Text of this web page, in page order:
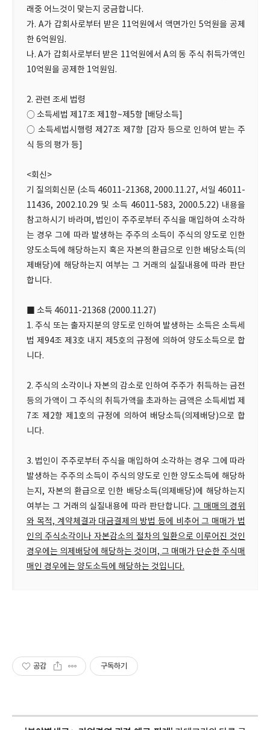
래중 어느것이 맞는지 궁금합니다.
가. A가 갑회사로부터 받은 11억원에서 액면가인 5억원을 공제
한 6억원임.
나. A가 갑회사로부터 받은 11억원에서 A의 동 주식 취득가액인
10억원을 공제한 1억원임.
2. 관련 조세 법령
○ 소득세법 제17조 제1항~제5항 [배당소득]
○ 소득세법시행령 제27조 제7항 [감자 등으로 인하여 받는 주
식 등의 평가 등]
<회신>
기 질의회신문 (소득 46011-21368, 2000.11.27, 서일 46011-
11436, 2002.10.29 및 소득 46011-583, 2000.5.22) 내용을
참고하시기 바라며, 법인이 주주로부터 주식을 매입하여 소각하
는 경우 그에 따라 발생하는 주주의 소득이 주식의 양도로 인한
양도소득에 해당하는지 혹은 자본의 환급으로 인한 배당소득(의
제배당)에 해당하는지 여부는 그 거래의 실질내용에 따라 판단
합니다.
■ 소득 46011-21368 (2000.11.27)
1. 주식 또는 출자지분의 양도로 인하여 발생하는 소득은 소득세
법 제94조 제3호 내지 제5호의 규정에 의하여 양도소득으로 합
니다.
2. 주식의 소각이나 자본의 감소로 인하여 주주가 취득하는 금전
등의 가액이 그 주식의 취득가액을 초과하는 금액은 소득세법 제
7조 제2항 제1호의 규정에 의하여 배당소득(의제배당)으로 합
니다.
3. 법인이 주주로부터 주식을 매입하여 소각하는 경우 그에 따라
발생하는 주주의 소득이 주식의 양도로 인한 양도소득에 해당하
는지, 자본의 환급으로 인한 배당소득(의제배당)에 해당하는지
여부는 그 거래의 실질내용에 따라 판단합니다.그 매매의 경위
와 목적, 계약체결과 대금결제의 방법 등에 비추어 그 매매가 법
인의 주식소각이나 자본감소의 절차의 일환으로 이루어진 것인
경우에는 의제배당에 해당하는 것이며, 그 매매가 단순한 주식매
매인 경우에는 양도소득에 해당하는 것입니다.
공감 구독하기